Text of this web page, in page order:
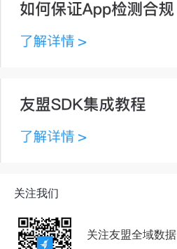
关注我们
关注友盟全域数据